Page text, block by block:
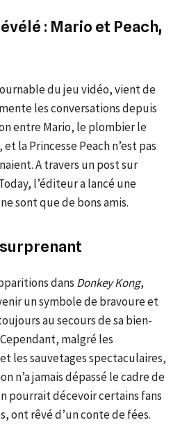
: Mario et Peach,
du jeu vidéo, vient de
les conversations depuis
entre Mario, le plombier le
la Princesse Peach n’est pas
A travers un post sur
l’éditeur a lancé une
sont que de bons amis.
dans Donkey Kong,
un symbole de bravoure et
au secours de sa bien-
malgré les
les sauvetages spectaculaires,
n’a jamais dépassé le cadre de
pourrait décevoir certains fans
ont rêvé d’un conte de fées.